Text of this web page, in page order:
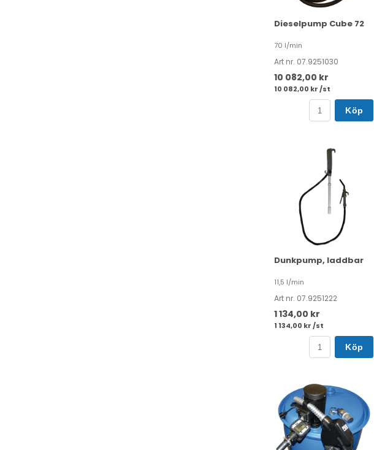
Dieselpump Cube 72
70 l/min
Art nr. 07.9251030
10 082,00 kr
10 082,00 kr /st
Köp
Dunkpump, laddbar
11,5 l/min
Art nr. 07.9251222
1 134,00 kr
1 134,00 kr /st
Köp